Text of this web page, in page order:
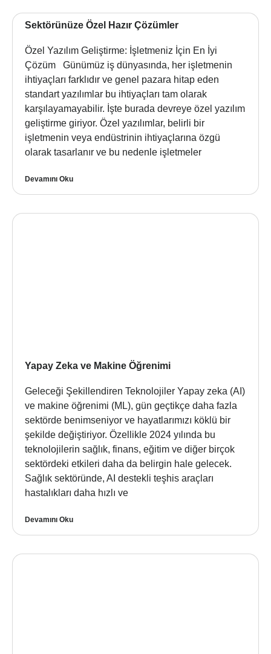
Sektörünüze Özel Hazır Çözümler
Özel Yazılım Geliştirme: İşletmeniz İçin En İyi
Çözüm Günümüz iş dünyasında, her işletmenin
ihtiyaçları farklıdır ve genel pazara hitap eden
standart yazılımlar bu ihtiyaçları tam olarak
karşılayamayabilir. İşte burada devreye özel yazılım
geliştirme giriyor. Özel yazılımlar, belirli bir
işletmenin veya endüstrinin ihtiyaçlarına özgü
olarak tasarlanır ve bu nedenle işletmeler
Devamını Oku
Yapay Zeka ve Makine Öğrenimi
Geleceği Şekillendiren Teknolojiler Yapay zeka (AI)
ve makine öğrenimi (ML), gün geçtikçe daha fazla
sektörde benimseniyor ve hayatlarımızı köklü bir
şekilde değiştiriyor. Özellikle 2024 yılında bu
teknolojilerin sağlık, finans, eğitim ve diğer birçok
sektördeki etkileri daha da belirgin hale gelecek.
Sağlık sektöründe, AI destekli teşhis araçları
hastalıkları daha hızlı ve
Devamını Oku